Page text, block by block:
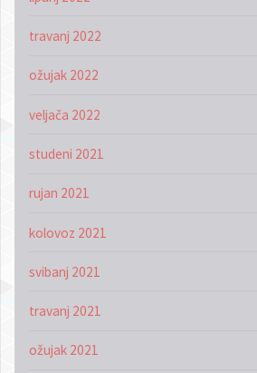
travanj 2022
ožujak 2022
veljača 2022
studeni 2021
rujan 2021
kolovoz 2021
svibanj 2021
travanj 2021
ožujak 2021